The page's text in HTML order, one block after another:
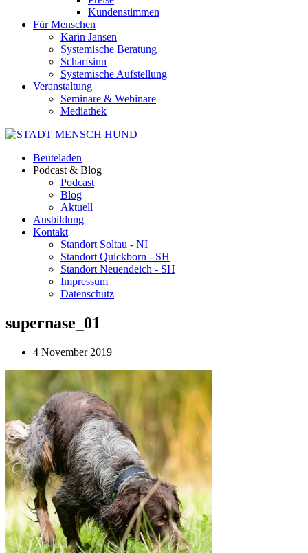
Kundenstimmen
Für Menschen
Karin Jansen
Systemische Beratung
Scharfsinn
Systemische Aufstellung
Veranstaltung
Seminare & Webinare
Mediathek
Beuteladen
Podcast & Blog
Podcast
Blog
Aktuell
Ausbildung
Kontakt
Standort Soltau - NI
Standort Quickborn - SH
Standort Neuendeich - SH
Impressum
Datenschutz
supernase_01
4 November 2019